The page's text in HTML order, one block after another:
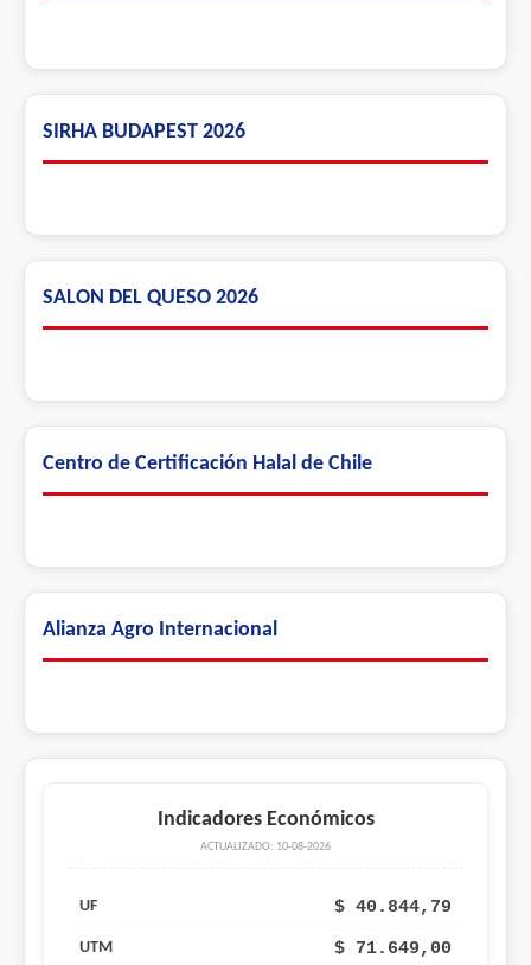
SIRHA BUDAPEST 2026
SALON DEL QUESO 2026
Centro de Certificación Halal de Chile
Alianza Agro Internacional
Indicadores Económicos
ACTUALIZADO: 10-08-2026
UF $ 40.844,79
UTM $ 71.649,00